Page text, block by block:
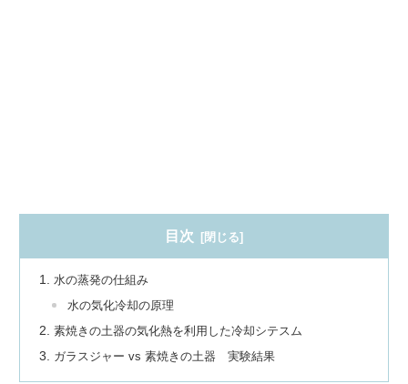
目次
水の蒸発の仕組み
水の気化冷却の原理
素焼きの土器の気化熱を利用した冷却シテスム
ガラスジャー vs 素焼きの土器 実験結果